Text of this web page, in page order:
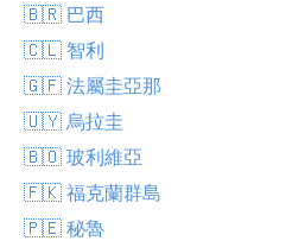
🇧🇷 巴西
🇨🇱 智利
🇬🇫 法屬圭亞那
🇺🇾 烏拉圭
🇧🇴 玻利維亞
🇫🇰 福克蘭群島
🇵🇪 秘魯